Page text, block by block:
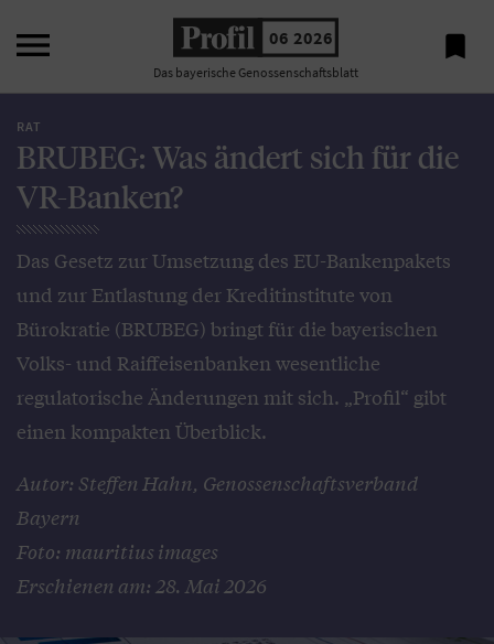
 06 2026
Das bayerische Genossenschaftsblatt

RAT
BRUBEG: Was ändert sich für die
VR-Banken?
Das Gesetz zur Umsetzung des EU-Bankenpakets
und zur Entlastung der Kreditinstitute von
Bürokratie (BRUBEG) bringt für die bayerischen
Volks- und Raiffeisenbanken wesentliche
regulatorische Änderungen mit sich. „Profil“ gibt
einen kompakten Überblick.
Autor: Steffen Hahn, Genossenschaftsverband
Bayern
Foto: mauritius images
Erschienen am: 28. Mai 2026